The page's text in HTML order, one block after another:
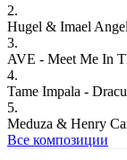
2.
Hugel & Imael
3.
AVE - Meet Me In
4.
Tame Impala -
5.
Meduza & Henry
Все композиции